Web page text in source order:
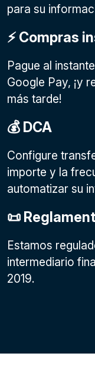
para su
⚡️ Compras
Pague al
Google Pay, ¡y
más tarde!
💰 DCA
Configure
importe y la
automatizar su
📜
Estamos
intermediario
2019.